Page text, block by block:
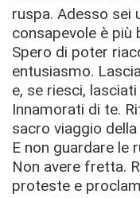
ruspa. Adesso sei
consapevole è più
Spero di poter
entusiasmo.
e, se riesci, lasciati
Innamorati di te.
sacro viaggio
E non guardare le
Non avere fretta.
proteste e